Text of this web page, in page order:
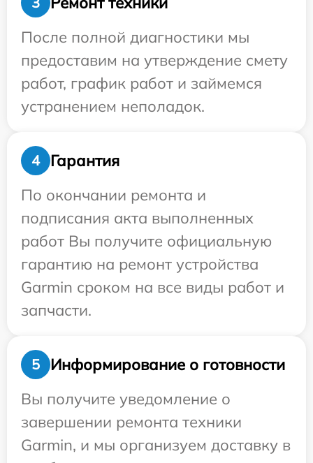
После полной диагностики мы
предоставим на утверждение смету
работ, график работ и займемся
устранением неполадок.
4
Гарантия
По окончании ремонта и
подписания акта выполненных
работ Вы получите официальную
гарантию на ремонт устройства
Garmin сроком на все виды работ и
запчасти.
5
Информирование о готовности
Вы получите уведомление о
завершении ремонта техники
Garmin, и мы организуем доставку в